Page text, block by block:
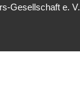
Gesellschaft e. V.